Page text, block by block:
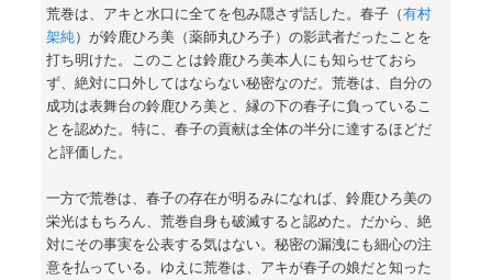
荒巻は、アキと水口に全てを包み隠さず話した。春子（有村
架純）が鈴鹿ひろ美（薬師丸ひろ子）の影武者だったことを
打ち明けた。このことは鈴鹿ひろ美本人にも知らせておら
ず、絶対に口外してはならない秘密なのだ。荒巻は、自分の
成功は表舞台の鈴鹿ひろ美と、縁の下の春子に負っているこ
とを認めた。特に、春子の貢献は全体の半分に達するほどだ
と評価した。
一方で荒巻は、春子の存在が明るみになれば、鈴鹿ひろ美の
栄光はもちろん、荒巻自身も破滅すると認めた。だから、絶
対にその事実を公表する気はない。秘密の漏洩にも細心の注
意を払っている。ゆえに荒巻は、アキが春子の娘だと知った